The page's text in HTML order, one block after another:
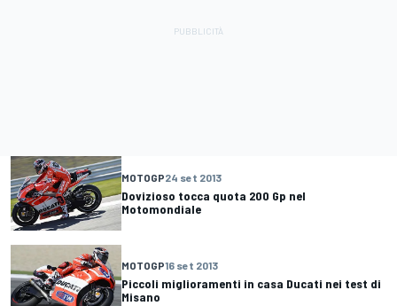
MOTOGP24 set 2013
Dovizioso tocca quota 200 Gp nel
Motomondiale
MOTOGP16 set 2013
Piccoli miglioramenti in casa Ducati nei test di
Misano